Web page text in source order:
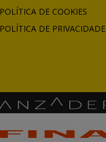
POLÍTICA DE COOKIES
POLÍTICA DE PRIVACIDADE